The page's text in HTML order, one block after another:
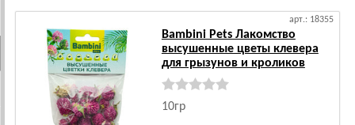
арт.: 18355
Bambini Pets Лакомство
высушенные цветы клевера
для грызунов и кроликов
10гр